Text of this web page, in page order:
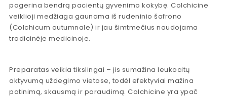
pagerina bendrą pacientų gyvenimo kokybę. Colchicine
veiklioji medžiaga gaunama iš rudeninio šafrono
(Colchicum autumnale) ir jau šimtmečius naudojama
tradicinėje medicinoje.
Preparatas veikia tikslingai – jis sumažina leukocitų
aktyvumą uždegimo vietose, todėl efektyviai mažina
patinimą, skausmą ir paraudimą. Colchicine yra ypač